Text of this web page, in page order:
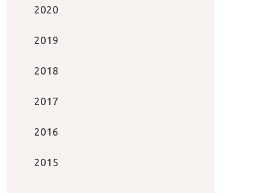
2020
2019
2018
2017
2016
2015